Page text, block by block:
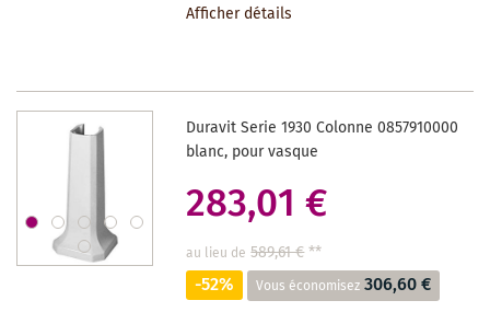
SOUHAITS
Afficher détails
Duravit Serie 1930 Colonne 0857910000
blanc, pour vasque
283,01 €
au lieu de 589,61 €**
-52% Vous économisez 306,60 €